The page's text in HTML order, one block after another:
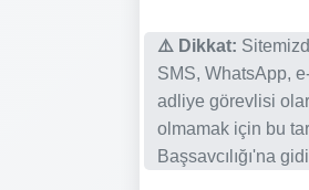
⚠️ Dikkat:
SMS, WhatsApp,
adliye görevlisi
olmamak için bu
Başsavcılığı'na